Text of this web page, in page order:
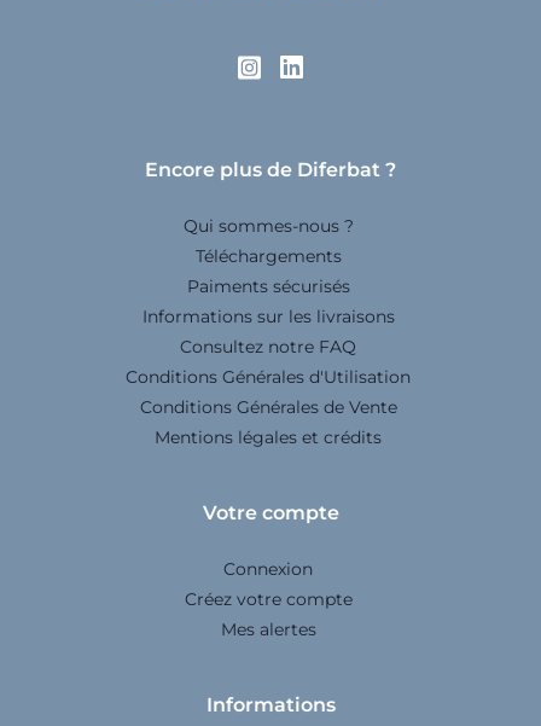
Encore plus de Diferbat ?
Qui sommes-nous ?
Téléchargements
Paiments sécurisés
Informations sur les livraisons
Consultez notre FAQ
Conditions Générales d'Utilisation
Conditions Générales de Vente
Mentions légales et crédits
Votre compte
Connexion
Créez votre compte
Mes alertes
Informations